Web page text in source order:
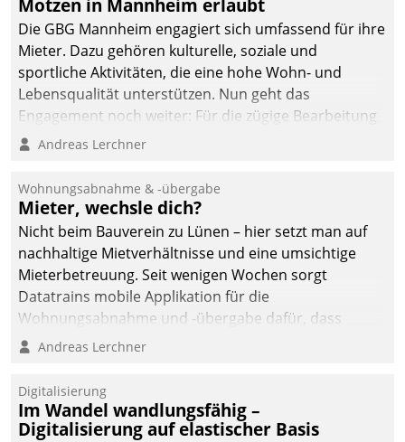
Die GBG Mannheim engagiert sich umfassend für ihre
Mieter. Dazu gehören kulturelle, soziale und
sportliche Aktivitäten, die eine hohe Wohn- und
Lebensqualität unterstützen. Nun geht das
Engagement noch weiter: Für die zügige Bearbeitung
von Beschwerden – oder Lob – richtet das
und Beschwerde-Management einen eigenen Kanal
ein.
Andreas Lerchner
Wohnungsabnahme & -übergabe
Mieter, wechsle dich?
Nicht beim Bauverein zu Lünen – hier setzt man auf
nachhaltige Mietverhältnisse und eine umsichtige
Mieterbetreuung. Seit wenigen Wochen sorgt
Datatrains mobile Applikation für die
Wohnungsabnahme und -übergabe dafür, dass
Mieter wohlgeordnet kommen und, so es sein muss,
Andreas Lerchner
Digitalisierung
Im Wandel wandlungsfähig –
Digitalisierung auf elastischer Basis